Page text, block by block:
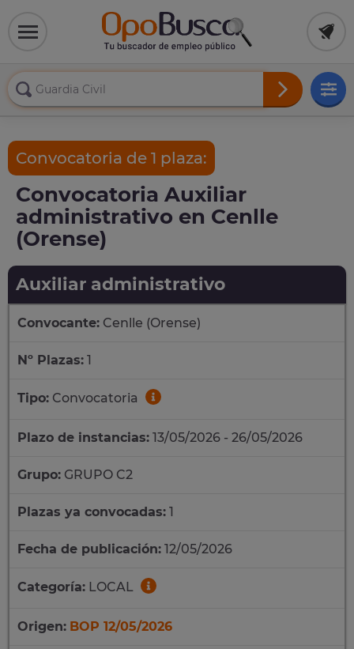
Convocatoria de 1 plaza:
Convocatoria Auxiliar
administrativo en Cenlle
(Orense)
Auxiliar administrativo
Convocante: Cenlle (Orense)
Nº Plazas: 1
Tipo: Convocatoria
Plazo de instancias: 13/05/2026 - 26/05/2026
Grupo: GRUPO C2
Plazas ya convocadas: 1
Fecha de publicación: 12/05/2026
Categoría: LOCAL
Origen: BOP 12/05/2026